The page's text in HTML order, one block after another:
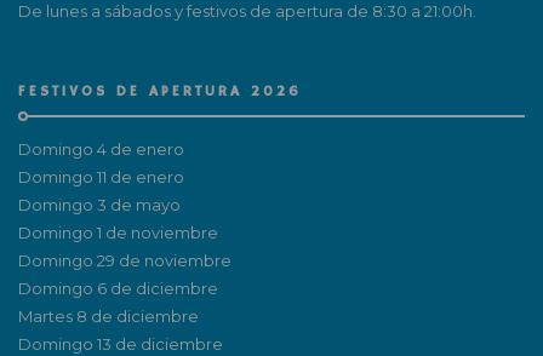
De lunes a sábados y festivos de apertura de 8:30 a 21:00h.
FESTIVOS DE APERTURA 2026
Domingo 4 de enero
Domingo 11 de enero
Domingo 3 de mayo
Domingo 1 de noviembre
Domingo 29 de noviembre
Domingo 6 de diciembre
Martes 8 de diciembre
Domingo 13 de diciembre